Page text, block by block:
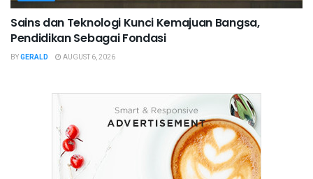
Sains dan Teknologi Kunci Kemajuan Bangsa,
Pendidikan Sebagai Fondasi
BYGERALD AUGUST 6, 2026